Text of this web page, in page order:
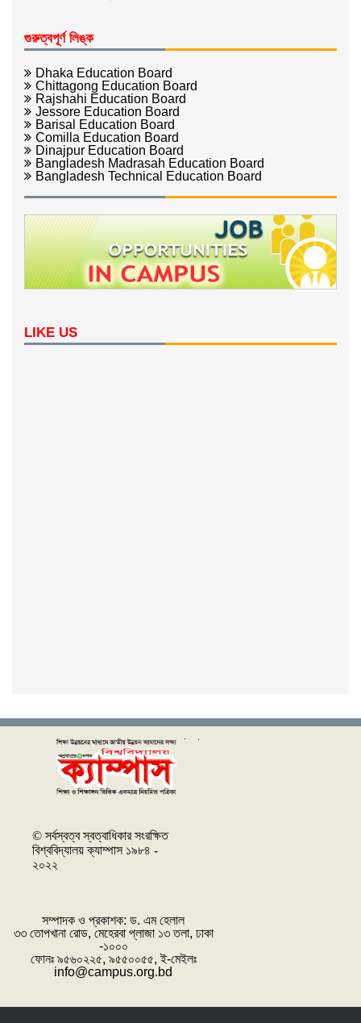
গুরুত্বপূর্ণ লিঙ্ক
Dhaka Education Board
Chittagong Education Board
Rajshahi Education Board
Jessore Education Board
Barisal Education Board
Comilla Education Board
Dinajpur Education Board
Bangladesh Madrasah Education Board
Bangladesh Technical Education Board
LIKE US
© সর্বস্বত্ব স্বত্বাধিকার সংরক্ষিত
বিশ্ববিদ্যালয় ক্যাম্পাস ১৯৮৪ -
২০২২
সম্পাদক ও প্রকাশক: ‌ড. এম হেলাল
৩৩ তোপখানা রোড, মেহেরবা প্লাজা ১৩ তলা, ঢাকা
-১০০০
ফোনঃ ৯৫৬০২২৫, ৯৫৫০০৫৫, ই-মেইলঃ
info@campus.org.bd